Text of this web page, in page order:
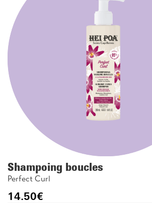
Shampoing boucles
Perfect Curl
14.50€